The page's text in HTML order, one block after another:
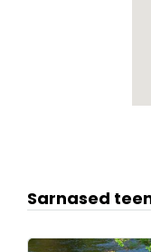
Sarnased